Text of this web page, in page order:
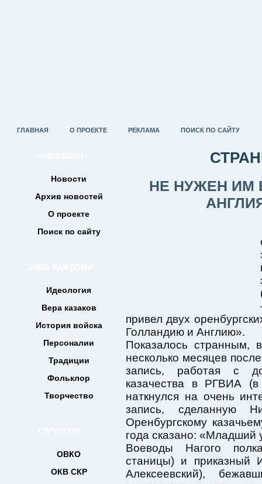
ГЛАВНАЯ О ПРОЕКТЕ РЕКЛАМА ПОИСК ПО САЙТУ
Новости
Архив новостей
О проекте
Поиск по сайту
Идеология
Вера казаков
История войска
Персоналии
Традиции
Фольклор
Творчество
ОВКО
ОКВ СКР
НЕ НУЖЕН ИМ
привел двух
Голландию и Англию».
Показалось странным,
несколько месяцев
запись, работая с
казачества в РГВИА
наткнулся на очень
запись, сделанную
Оренбургскому
года сказано: «Младший
Воеводы Нагого
станицы) и приказный
Алексеевский),